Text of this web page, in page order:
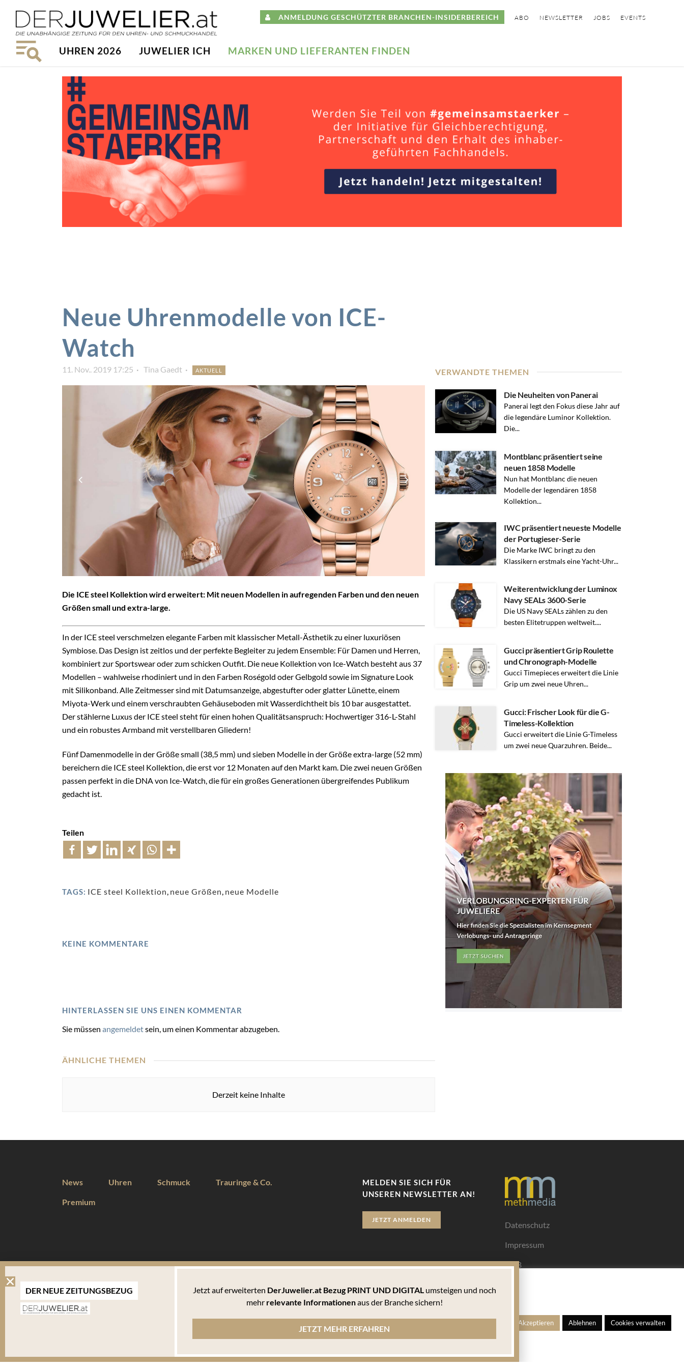
ANMELDUNG GESCHÜTZTER BRANCHEN-INSIDERBEREICH ABO NEWSLETTER JOBS EVENTS
UHREN 2026 JUWELIER ICH MARKEN UND LIEFERANTEN FINDEN
Neue Uhrenmodelle von ICE-
Watch
11. Nov.. 2019 17:25 Tina Gaedt AKTUELL
Die ICE steel Kollektion wird erweitert: Mit neuen Modellen in aufregenden Farben und den neuen
Größen small und extra-large.
In der ICE steel verschmelzen elegante Farben mit klassischer Metall-Ästhetik zu einer luxuriösen
Symbiose. Das Design ist zeitlos und der perfekte Begleiter zu jedem Ensemble: Für Damen und Herren,
kombiniert zur Sportswear oder zum schicken Outfit. Die neue Kollektion von Ice-Watch besteht aus 37
Modellen – wahlweise rhodiniert und in den Farben Roségold oder Gelbgold sowie im Signature Look
mit Silikonband. Alle Zeitmesser sind mit Datumsanzeige, abgestufter oder glatter Lünette, einem
Miyota-Werk und einem verschraubten Gehäuseboden mit Wasserdichtheit bis 10 bar ausgestattet.
Der stählerne Luxus der ICE steel steht für einen hohen Qualitätsanspruch: Hochwertiger 316-L-Stahl
und ein robustes Armband mit verstellbaren Gliedern!
Fünf Damenmodelle in der Größe small (38,5 mm) und sieben Modelle in der Größe extra-large (52 mm)
bereichern die ICE steel Kollektion, die erst vor 12 Monaten auf den Markt kam. Die zwei neuen Größen
passen perfekt in die DNA von Ice-Watch, die für ein großes Generationen übergreifendes Publikum
gedacht ist.
Teilen
TAGS: ICE steel Kollektion, neue Größen, neue Modelle
KEINE KOMMENTARE
HINTERLASSEN SIE UNS EINEN KOMMENTAR
Sie müssen angemeldetsein, um einen Kommentar abzugeben.
VERWANDTE THEMEN
Die Neuheiten von Panerai
Panerai legt den Fokus diese Jahr auf
die legendäre Luminor Kollektion.
Die...
Montblanc präsentiert seine
neuen 1858 Modelle
Nun hat Montblanc die neuen
Modelle der legendären 1858
Kollektion...
IWC präsentiert neueste Modelle
der Portugieser-Serie
Die Marke IWC bringt zu den
Klassikern erstmals eine Yacht-Uhr...
Weiterentwicklung der Luminox
Navy SEALs 3600-Serie
Die US Navy SEALs zählen zu den
besten Elitetruppen weltweit....
Gucci präsentiert Grip Roulette
und Chronograph-Modelle
Gucci Timepieces erweitert die Linie
Grip um zwei neue Uhren...
Gucci: Frischer Look für die G-
Timeless-Kollektion
Gucci erweitert die Linie G-Timeless
um zwei neue Quarzuhren. Beide...
ÄHNLICHE THEMEN
Derzeit keine Inhalte
News Uhren Schmuck Trauringe & Co.
Premium
MELDEN SIE SICH FÜR
UNSEREN NEWSLETTER AN!
JETZT ANMELDEN
Datenschutz
Impressum
AGB
© 2010-2026 DERJUWELIER.at
DIESE WEBSEITE VERWENDET COOKIES
Wir verwenden Cookies um Ihnen eine optimale Benutzererfahrung zu bieten. Hierbei handelt es sich um kleine Textdateien, die auf Ihrem
Endgerät abgelegt werden. Um die Website weiterhin zu nutzen, können Sie sämtlichen Cookies zustimmen oder unter den Einstellungen
verwalten welche davon Sie akzeptieren.
Bitte beachten Sie, dass Sie Ihren Browser so einstellen können, dass Sie über das Setzen von Cookies informiert werden und einzeln über deren Annahme entscheiden oder die Annahme von Cookies für
bestimmte Fälle oder generell ausschließen können. Jeder Browser unterscheidet sich in der Art, wie er die Cookie-Einstellungen verwaltet. Diese ist in dem Hilfemenü jedes Browsers beschrieben, welches
Alle Akzeptieren Ablehnen Cookies verwalten
DER NEUE ZEITUNGSBEZUG Jetzt auf erweiterten DerJuwelier.at Bezug PRINT UND DIGITALumsteigen und noch
mehr relevante Informationenaus der Branche sichern!
JETZT MEHR ERFAHREN